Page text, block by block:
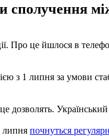
сполучення
Про це йшлося в
1 липня за умови
дозволять.
липня почнуться